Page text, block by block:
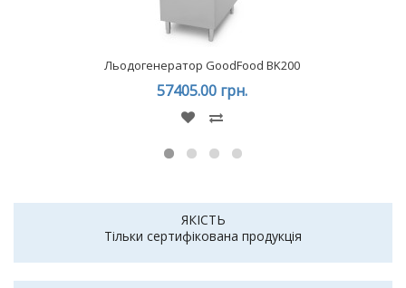
Льодогенератор GoodFood BK200
57405.00 грн.
ЯКІСТЬ
Тільки сертифікована продукція